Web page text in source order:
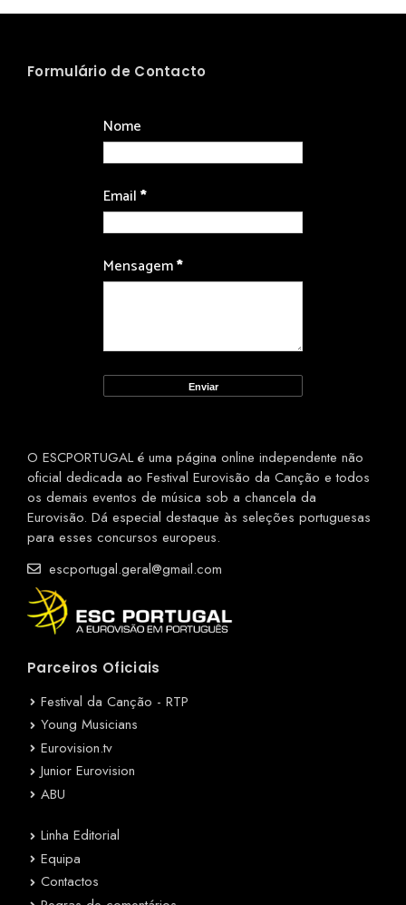
Formulário de Contacto
Nome
Email*
Mensagem*
O ESCPORTUGAL é uma página online independente não
oficial dedicada ao Festival Eurovisão da Canção e todos
os demais eventos de música sob a chancela da
Eurovisão. Dá especial destaque às seleções portuguesas
para esses concursos europeus.
escportugal.geral@gmail.com
Parceiros Oficiais
Festival da Canção - RTP
Young Musicians
Eurovision.tv
Junior Eurovision
ABU
Linha Editorial
Equipa
Contactos